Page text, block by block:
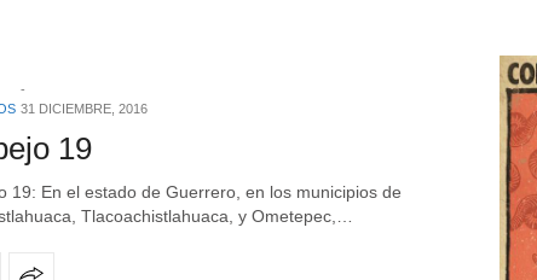
31 DICIEMBRE, 2016
19
19: En el estado de Guerrero, en los municipios de
Tlacoachistlahuaca, y Ometepec,…